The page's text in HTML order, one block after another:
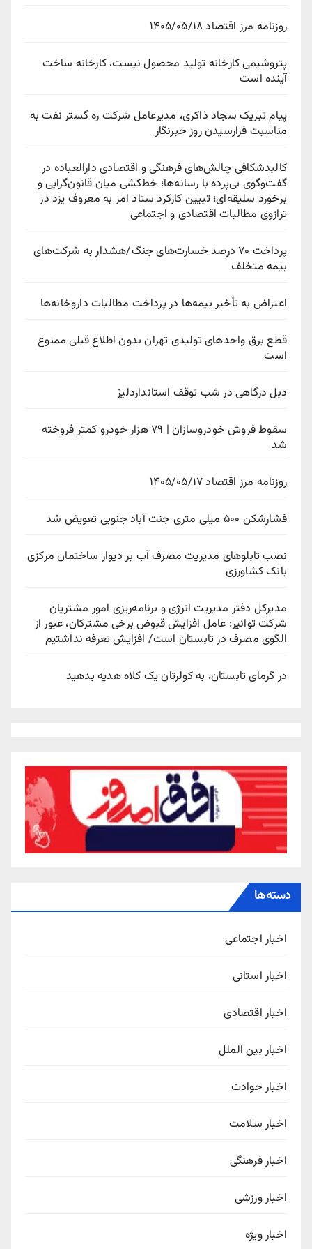
روزنامه مرز اقتصاد ۱۴۰۵/۰۵/۱۸
پتروشیمی کارخانه تولید محصول نیست، کارخانه ساخت
آینده است
پیام تبریک سجاد ذاکری، مدیرعامل شرکت ره‌ گستر نفت به
مناسبت فرارسیدن روز خبرنگار
کالبدشکافی چالش‌های فرهنگی و اقتصادی دارالعباده در
گفت‌وگوی بی‌پرده با رسانه‌ها؛ خط‌کشی میان قانون‌گرایی و
برخورد سلیقه‌ای؛ تبیین کارکرد ستاد امر به معروف یزد در
ترازوی مطالبات اقتصادی و اجتماعی
پرداخت ۷۰ درصد خسارت‌های جنگ/هشدار به شرکت‌های
بیمه متخلف
اعتراض به تأخیر بیمه‌ها در پرداخت مطالبات داروخانه‌ها
قطع برق واحدهای تولیدی تهران بدون اطلاع قبلی ممنوع
است
دبل درگاهی در شب توقف استانداردلیژ
سقوط فروش خودروسازان | ۷۹ هزار خودرو کمتر فروخته
شد
روزنامه مرز اقتصاد ۱۴۰۵/۰۵/۱۷
فشارشکن ۵۰۰ میلی متری جنت آباد جنوبی تعویض شد
نصب تابلوهای مدیریت مصرف آب بر دیوار ساختمان مرکزی
بانک کشاورزی
مدیرکل دفتر مدیریت انرژی و برنامه‌ریزی امور مشتریان
شرکت توانیر: عامل افزایش قبوض برخی مشترکان، عبور از
الگوی مصرف در تابستان است/ افزایش تعرفه نداشتیم
در گرمای تابستان، به کولرتان یک کلاه هدیه بدهید
دسته‌ها
اخبار اجتماعی
اخبار استانی
اخبار اقتصادی
اخبار بین الملل
اخبار حوادث
اخبار سلامت
اخبار فرهنگی
اخبار ورزشی
اخبار ویژه